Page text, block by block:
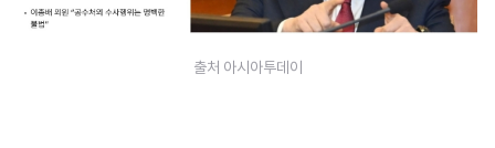
출처 아시아투데이